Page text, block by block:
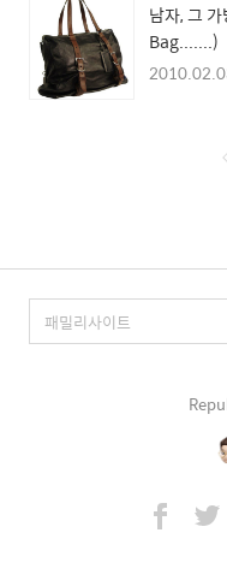
남자, 그
Bag.......)